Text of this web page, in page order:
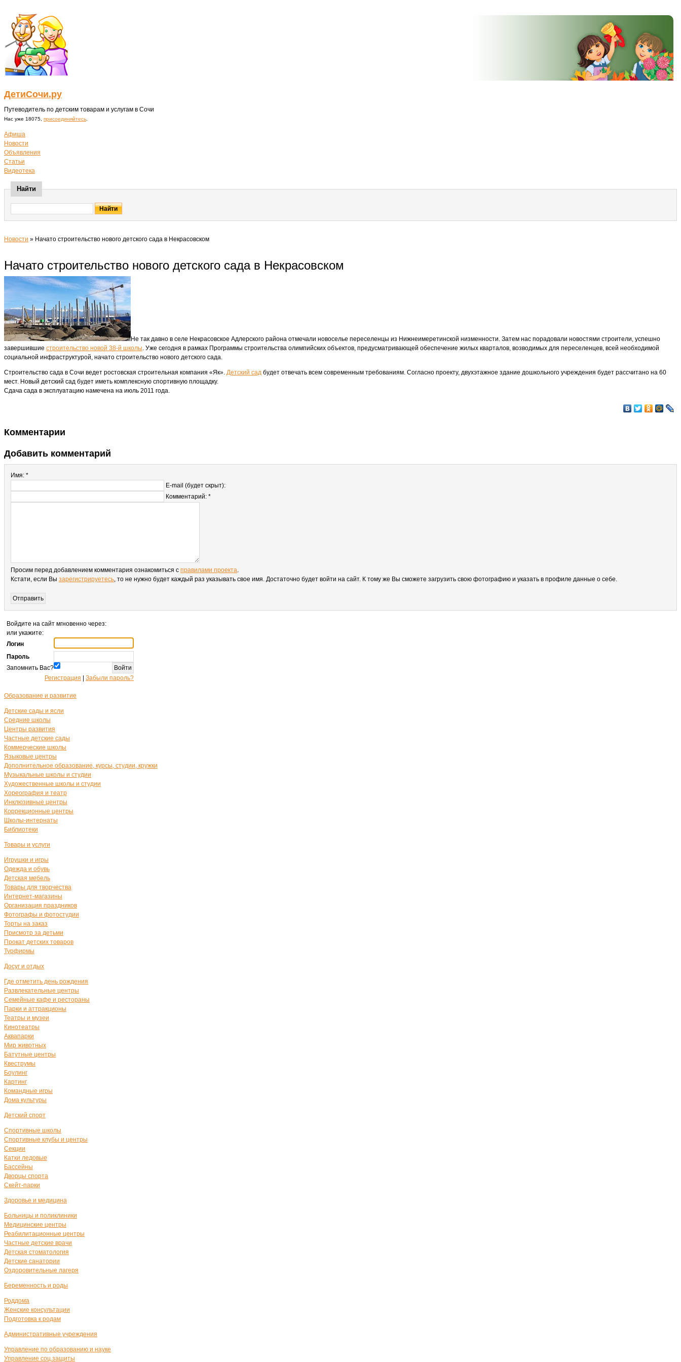
ДетиСочи.ру
Путеводитель по детским товарам и услугам в Сочи
Нас уже 18075, присоединяйтесь
Афиша
Новости
Объявления
Статьи
Видеотека
Найти
Новости » Начато строительство нового детского сада в Некрасовском
Начато строительство нового детского сада в Некрасовском
Не так давно в селе Некрасовское Адлерского района отмечали новоселье переселенцы из Нижнеимеретинской низменности. Затем нас порадовали новостями строители, успешно
завершившие строительство новой 38-й школы. Уже сегодня в рамках Программы строительства олимпийских объектов, предусматривающей обеспечение жилых кварталов, возводимых для переселенцев, всей необходимой
социальной инфраструктурой, начато строительство нового детского сада.
Строительство сада в Сочи ведет ростовская строительная компания «Як». Детский сад будет отвечать всем современным требованиям. Согласно проекту, двухэтажное здание дошкольного учреждения будет рассчитано на 60
мест. Новый детский сад будет иметь комплексную спортивную площадку.
Сдача сада в эксплуатацию намечена на июль 2011 года.
Комментарии
Добавить комментарий
Имя: *
E-mail (будет скрыт):
Комментарий: *
Просим перед добавлением комментария ознакомиться с правилами проекта.
Кстати, если Вы зарегистрируетесь, то не нужно будет каждый раз указывать свое имя. Достаточно будет войти на сайт. К тому же Вы сможете загрузить свою фотографию и указать в профиле данные о себе.
Войдите на сайт мгновенно через:
или укажите:
Логин
Пароль
Запомнить Вас?
Регистрация
Забыли пароль?
Образование и развитие
Детские сады и ясли
Средние школы
Центры развития
Частные детские сады
Коммерческие школы
Языковые центры
Дополнительное образование, курсы, студии, кружки
Музыкальные школы и студии
Художественные школы и студии
Хореография и театр
Инклюзивные центры
Коррекционные центры
Школы-интернаты
Библиотеки
Товары и услуги
Игрушки и игры
Одежда и обувь
Детская мебель
Товары для творчества
Интернет-магазины
Организация праздников
Фотографы и фотостудии
Торты на заказ
Присмотр за детьми
Прокат детских товаров
Турфирмы
Досуг и отдых
Где отметить день рождения
Развлекательные центры
Семейные кафе и рестораны
Парки и аттракционы
Театры и музеи
Кинотеатры
Аквапарки
Мир животных
Батутные центры
Квеструмы
Боулинг
Картинг
Командные игры
Дома культуры
Детский спорт
Спортивные школы
Спортивные клубы и центры
Секции
Катки ледовые
Бассейны
Дворцы спорта
Скейт-парки
Здоровье и медицина
Больницы и поликлиники
Медицинские центры
Реабилитационные центры
Частные детские врачи
Детская стоматология
Детские санатории
Оздоровительные лагеря
Беременность и роды
Роддома
Женские консультации
Подготовка к родам
Административные учреждения
Управление по образованию и науке
Управление соц.защиты